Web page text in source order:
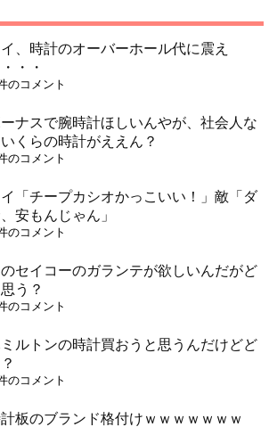
、時計のオーバーホール代に震え
・・
のコメント
ナスで腕時計ほしいんやが、社会人な
くらの時計がええん？
のコメント
イ「チープカシオかっこいい！」敵「ダ
安もんじゃん」
のコメント
のセイコーのガランテが欲しいんだがど
う？
のコメント
ルトンの時計買おうと思うんだけどど
のコメント
板のブランド格付けｗｗｗｗｗｗｗ